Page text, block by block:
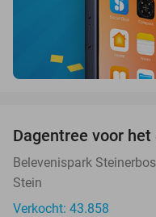
Dagentree voor
Belevenispark Steinerbos
Stein
Verkocht: 43.858